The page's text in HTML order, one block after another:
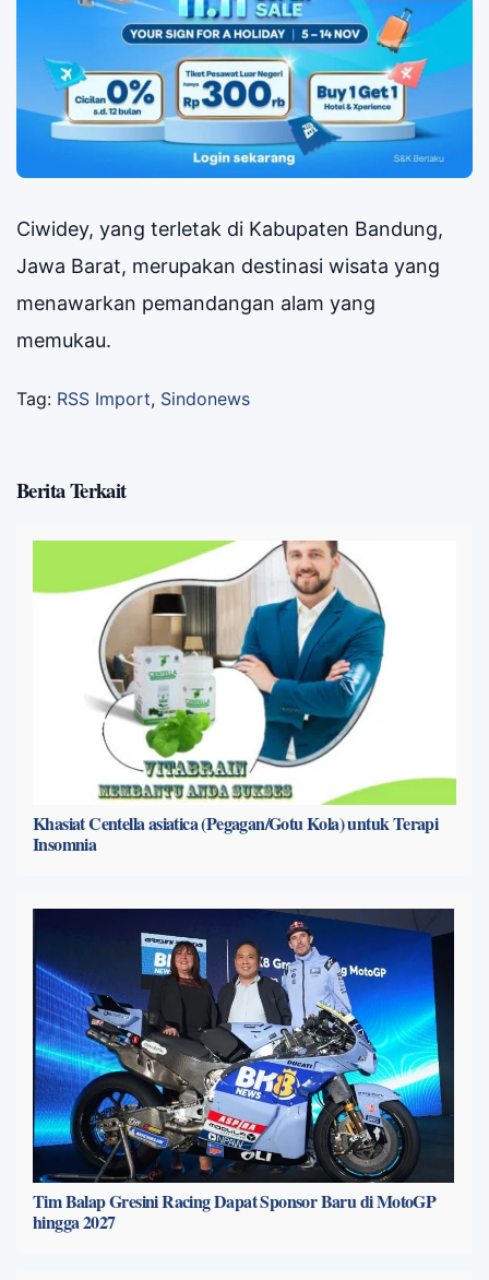
Ciwidey, yang terletak di Kabupaten Bandung,
Jawa Barat, merupakan destinasi wisata yang
menawarkan pemandangan alam yang
memukau.
Tag: RSS Import, Sindonews
Berita Terkait
Khasiat Centella asiatica (Pegagan/Gotu Kola) untuk Terapi
Insomnia
Tim Balap Gresini Racing Dapat Sponsor Baru di MotoGP
hingga 2027